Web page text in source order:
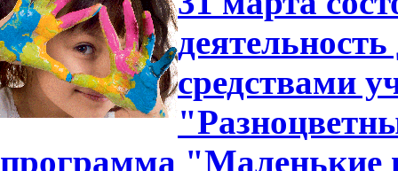
средствами
программа "Маленькие